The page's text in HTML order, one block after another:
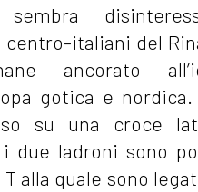
centro-italiani del
ancorato
gotica e
su una croce
due ladroni sono
alla quale sono